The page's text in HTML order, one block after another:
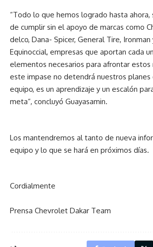
“Todo lo que hemos logrado hasta ahora,
de cumplir sin el apoyo de marcas como
delco, Dana- Spicer, General Tire, Ironman
Equinoccial, empresas que aportan cada
elementos necesarios para afrontar estos
este impase no detendrá nuestros planes
equipo, es un aprendizaje y un escalón
meta“, concluyó Guayasamin.
Los mantendremos al tanto de nueva
equipo y lo que se hará en próximos días.
Cordialmente
Prensa Chevrolet Dakar Team